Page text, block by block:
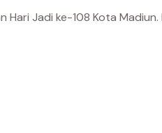
Jadi ke-108 Kota